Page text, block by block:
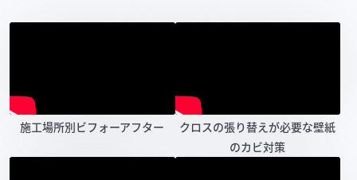
施工場所別ビフォーアフター
クロスの張り替えが必要な壁紙
のカビ対策